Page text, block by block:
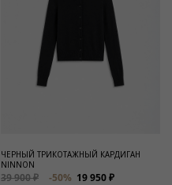
ЧЕРНЫЙ ТРИКОТАЖНЫЙ КАРДИГАН
NINNON
39 900 ₽ -50% 19 950 ₽